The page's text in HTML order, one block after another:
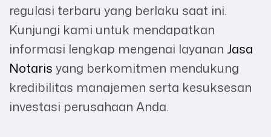
regulasi terbaru yang berlaku saat ini.
Kunjungi kami untuk mendapatkan
informasi lengkap mengenai layanan Jasa
Notaris yang berkomitmen mendukung
kredibilitas manajemen serta kesuksesan
investasi perusahaan Anda.